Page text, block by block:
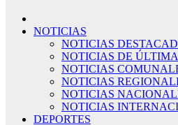
NOTICIAS
NOTICIAS
NOTICIAS DE
NOTICIAS
NOTICIAS
NOTICIAS
NOTICIAS
DEPORTES